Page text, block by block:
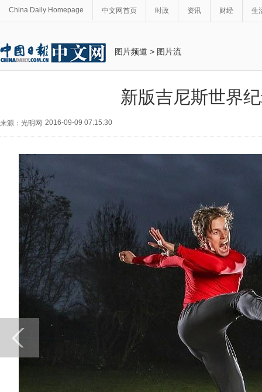
China Daily Homepage 中文网首页 时政 资讯 财经 生
图片频道 > 图片流
新版吉尼斯世界
来源：光明网 2016-09-09 07:15:30